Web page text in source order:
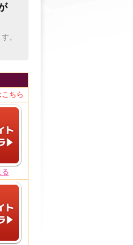
。
ちら
る